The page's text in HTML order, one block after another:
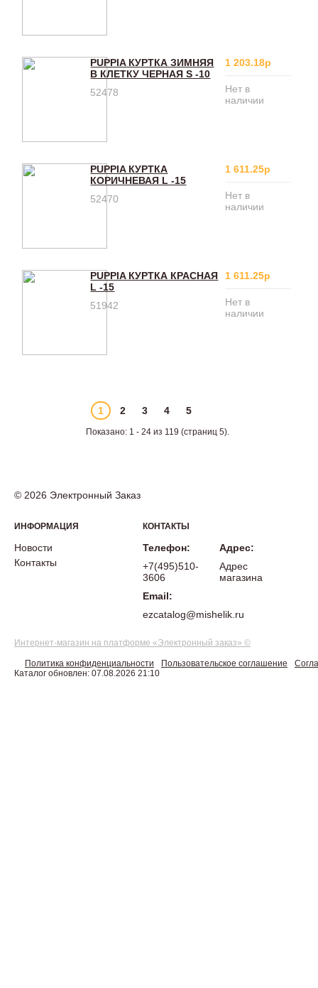
PUPPIA КУРТКА ЗИМНЯЯ
В КЛЕТКУ ЧЕРНАЯ S -10
52478
1 203.18р
Нет в
наличии
PUPPIA КУРТКА
КОРИЧНЕВАЯ L -15
52470
1 611.25р
Нет в
наличии
PUPPIA КУРТКА КРАСНАЯ
L -15
51942
1 611.25р
Нет в
наличии
1 2 3 4 5
Показано: 1 - 24 из 119 (страниц 5).
© 2026 Электронный Заказ
ИНФОРМАЦИЯ
Новости
Контакты
КОНТАКТЫ
Телефон:
+7(495)510-
3606
Email:
ezcatalog@mishelik.ru
Адрес:
Адрес
магазина
Интернет-магазин на платформе «Электронный заказ» ©
Политика конфиденциальности Пользовательское соглашение
Каталог обновлен: 07.08.2026 21:10